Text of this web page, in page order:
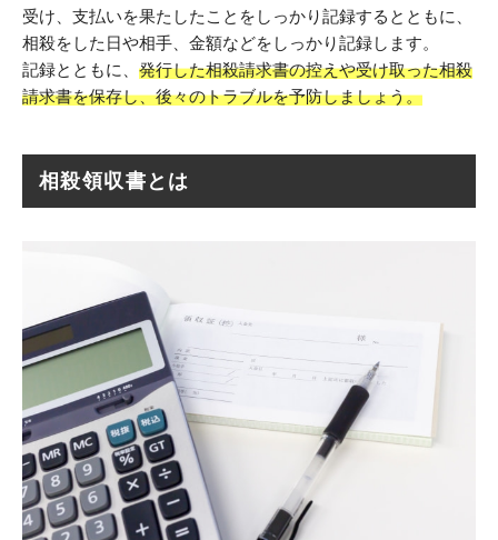
受け、支払いを果たしたことをしっかり記録するとともに、
相殺をした日や相手、金額などをしっかり記録します。
記録とともに、 発行した相殺請求書の控えや受け取った相殺
請求書を保存し、後々のトラブルを予防しましょう。
相殺領収書とは